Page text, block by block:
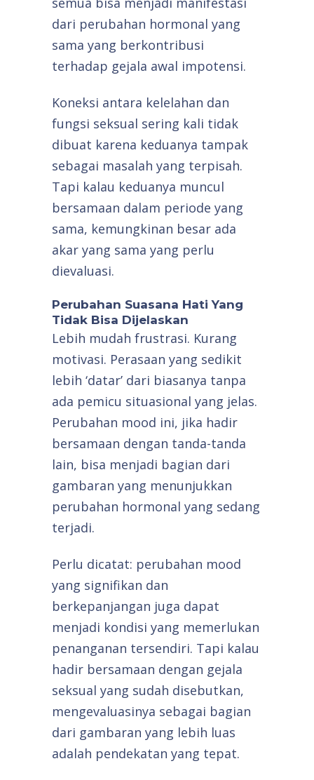
dari perubahan hormonal yang
sama yang berkontribusi
terhadap gejala awal impotensi.
Koneksi antara kelelahan dan
fungsi seksual sering kali tidak
dibuat karena keduanya tampak
sebagai masalah yang terpisah.
Tapi kalau keduanya muncul
bersamaan dalam periode yang
sama, kemungkinan besar ada
akar yang sama yang perlu
dievaluasi.
Perubahan Suasana Hati Yang
Tidak Bisa Dijelaskan
Lebih mudah frustrasi. Kurang
motivasi. Perasaan yang sedikit
lebih ‘datar’ dari biasanya tanpa
ada pemicu situasional yang jelas.
Perubahan mood ini, jika hadir
bersamaan dengan tanda-tanda
lain, bisa menjadi bagian dari
gambaran yang menunjukkan
perubahan hormonal yang sedang
terjadi.
Perlu dicatat: perubahan mood
yang signifikan dan
berkepanjangan juga dapat
menjadi kondisi yang memerlukan
penanganan tersendiri. Tapi kalau
hadir bersamaan dengan gejala
seksual yang sudah disebutkan,
mengevaluasinya sebagai bagian
dari gambaran yang lebih luas
adalah pendekatan yang tepat.